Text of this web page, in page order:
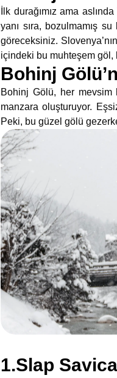
İlk durağımız ama
yanı sıra, bozulmamış
göreceksiniz.
içindeki bu muhteşem göl,
Bohinj
Bohinj Gölü, her mevsim
manzara oluşturuyor.
Peki, bu güzel gölü
1.Slap